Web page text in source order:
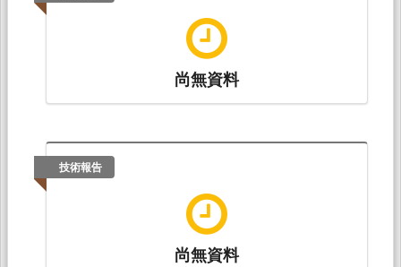
尚無資料
技術報告
尚無資料